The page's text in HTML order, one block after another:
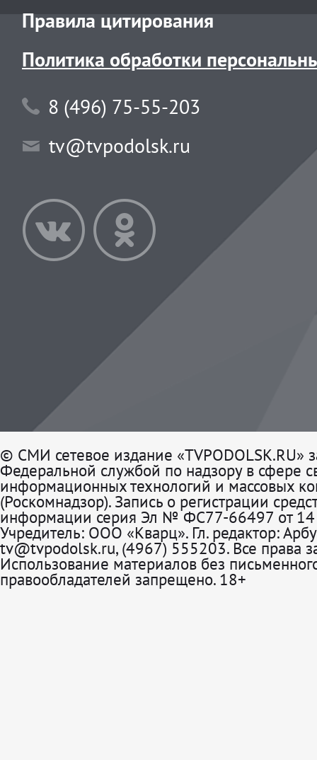
Правила цитирования
Политика обработки
8 (496) 75-55-203
tv@tvpodolsk.ru
© СМИ сетевое издание «TVPODOLSK.RU»
Федеральной службой по надзору в сфере
информационных технологий и массовых
(Роскомнадзор). Запись о регистрации
информации серия Эл № ФС77-66497 от 14
Учредитель: ООО «Кварц». Гл. редактор:
tv@tvpodolsk.ru, (4967) 555203. Все права
Использование материалов без
правообладателей запрещено. 18+